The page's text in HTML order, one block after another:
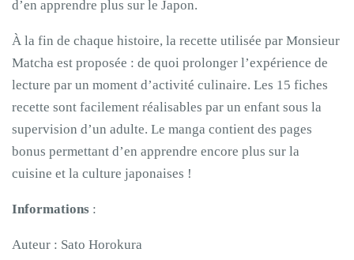
d’en apprendre plus sur le Japon.
À la fin de chaque histoire, la recette utilisée par Monsieur
Matcha est proposée : de quoi prolonger l’expérience de
lecture par un moment d’activité culinaire. Les 15 fiches
recette sont facilement réalisables par un enfant sous la
supervision d’un adulte. Le manga contient des pages
bonus permettant d’en apprendre encore plus sur la
cuisine et la culture japonaises !
Informations :
Auteur : Sato Horokura